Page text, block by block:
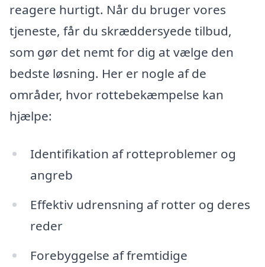
reagere hurtigt. Når du bruger vores
tjeneste, får du skræddersyede tilbud,
som gør det nemt for dig at vælge den
bedste løsning. Her er nogle af de
områder, hvor rottebekæmpelse kan
hjælpe:
Identifikation af rotteproblemer og
angreb
Effektiv udrensning af rotter og deres
reder
Forebyggelse af fremtidige